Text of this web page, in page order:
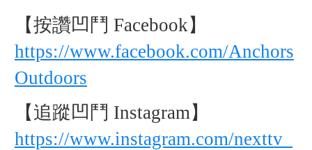
【按讚凹鬥 Facebook】
https://www.facebook.com/Anchors
Outdoors
【追蹤凹鬥 Instagram】
https://www.instagram.com/nexttv_